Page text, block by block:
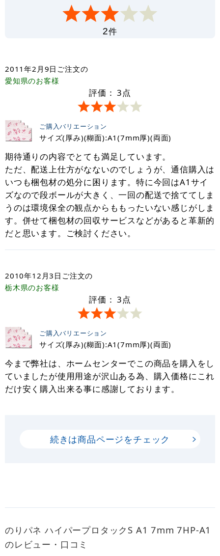
2件
2011年2月9日 ご注文の
愛知県のお客様
評価： 3点
ご購入バリエーション
サイズ(厚み)(糊面):A1(7mm厚)(両面)
期待通りの内容でとても満足しています。
ただ、配送上仕方がなないのでしょうが、通信購入は
いつも梱包材の処分に困ります。特に今回はA1サイ
ズなので段ボールが大きく、一回の配送で捨ててしま
うのは環境保全の観点からももったいない感じがしま
す。併せて梱包材の回収サービスなどがあると革新的
だと思います。ご検討ください。
2010年12月3日 ご注文の
栃木県のお客様
評価： 3点
ご購入バリエーション
サイズ(厚み)(糊面):A1(7mm厚)(両面)
今まで弊社は、ホームセンターでこの商品を購入をし
ていましたが使用用途が沢山ある為、購入価格にこれ
だけ安く購入出来る事に感謝しております。
続きは商品ページをチェック
のりパネ ハイパープロタックS A1 7mm 7HP-A1
のレビュー・口コミ